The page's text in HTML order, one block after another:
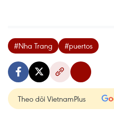
#Nha Trang #puertos
Theo dõi VietnamPlus